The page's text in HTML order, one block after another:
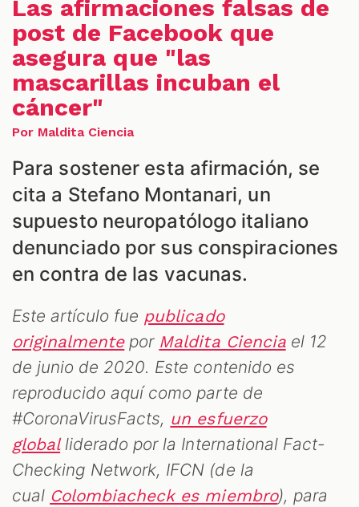
Las afirmaciones falsas de
post de Facebook que
asegura que "las
mascarillas incuban el
cáncer"
Por Maldita Ciencia
Para sostener esta afirmación, se
cita a Stefano Montanari, un
supuesto neuropatólogo italiano
denunciado por sus conspiraciones
en contra de las vacunas.
Este artículo fue publicado
originalmentepor Maldita Cienciael 12
de junio de 2020. Este contenido es
reproducido aquí como parte de
#CoronaVirusFacts, un esfuerzo
globalliderado por la International Fact-
Checking Network, IFCN (de la
cual Colombiacheck es miembro), para